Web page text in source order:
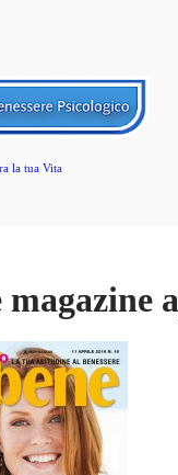
la tua Vita
magazine